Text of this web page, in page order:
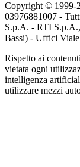
Copyright © 1999-
03976881007 -
S.p.A. - RTI
Bassi) - Uffici
Rispetto ai
vietata ogni
intelligenza
utilizzare mezzi